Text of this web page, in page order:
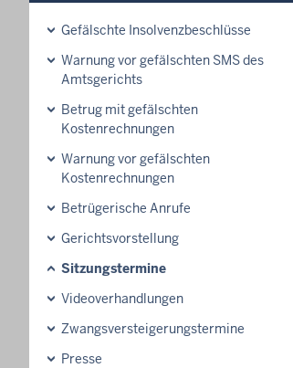
Gefälschte Insolvenzbeschlüsse
Warnung vor gefälschten SMS des
Amtsgerichts
Betrug mit gefälschten
Kostenrechnungen
Warnung vor gefälschten
Kostenrechnungen
Betrügerische Anrufe
Gerichtsvorstellung
Sitzungstermine
Videoverhandlungen
Zwangsversteigerungs­termine
Presse